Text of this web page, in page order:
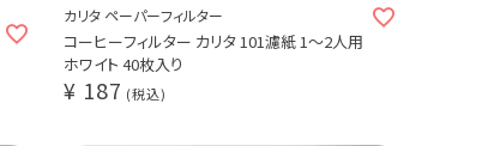
カリタ ペーパーフィルター
コーヒーフィルター カリタ 101濾紙 1～2人用
ホワイト 40枚入り
¥ 187 税込